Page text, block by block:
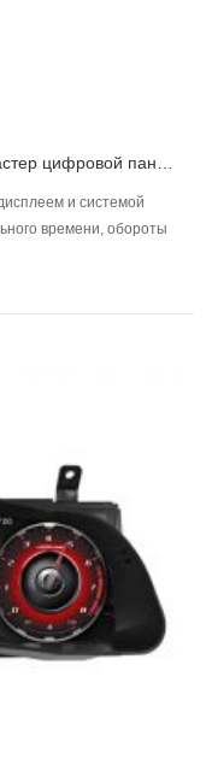
и системой
времени, обороты
и давление в